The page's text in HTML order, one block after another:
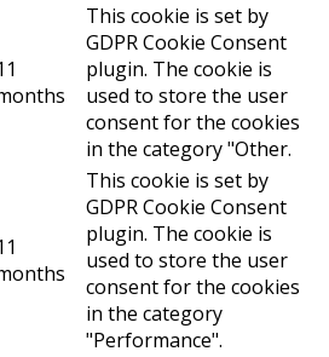
This cookie is set by
GDPR Cookie Consent
plugin. The cookie is
used to store the user
consent for the cookies
in the category "Other.
This cookie is set by
GDPR Cookie Consent
plugin. The cookie is
used to store the user
consent for the cookies
in the category
"Performance".